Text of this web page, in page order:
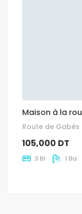
Maison à la
Route de Gabès
105,000 DT
3 Br 1 Ba